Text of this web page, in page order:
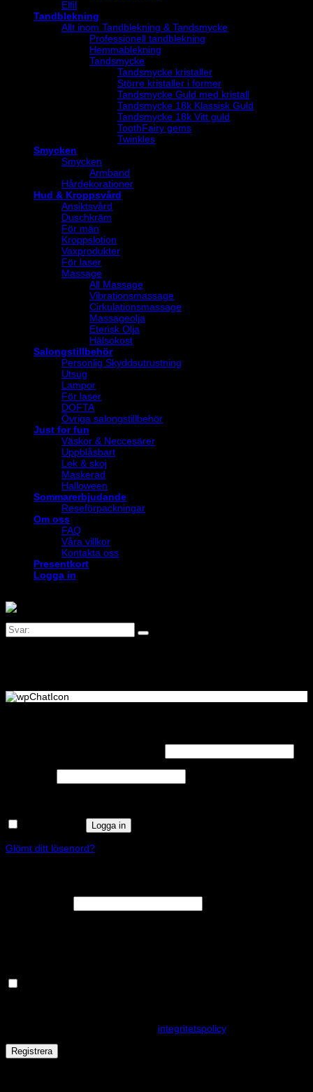
Elfil
Tandblekning
Allt inom Tandblekning & Tandsmycke
Professionell tandblekning
Hemmablekning
Tandsmycke
Tandsmycke kristaller
Större kristaller i former
Tandsmycke Guld med kristall
Tandsmycke 18k Klassisk Guld
Tandsmycke 18k Vitt guld
ToothFairy gems
Twinkles
Smycken
Smycken
Armband
Hårdekorationer
Hud & Kroppsvård
Ansiktsvård
Duschkräm
För män
Kroppslotion
Vaxprodukter
För laser
Massage
All Massage
Vibrationsmassage
Cirkulationsmassage
Massageolja
Eterisk Olja
Hälsokost
Salongstillbehör
Personlig Skyddsutrustning
Utsug
Lampor
För laser
DOFTA
Övriga salongstillbehör
Just for fun
Väskor & Neccesärer
Uppblåsbart
Lek & skoj
Maskerad
Halloween
Sommarerbjudande
Reseförpackningar
Om oss
FAQ
Våra villkor
Kontakta oss
Presentkort
Logga in
Obligatoriskt
Logga in
Glömt ditt lösenord?
integritetspolicy.
Registrera